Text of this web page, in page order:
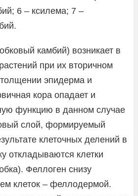
6 – ксилема; 7 –
камбий) возникает в
при их вторичном
эпидерма и
кора опадает и
функцию в данном случае
слой, формируемый
клеточных делений в
откладываются клетки
Феллоген снизу
клеток – феллодермой.